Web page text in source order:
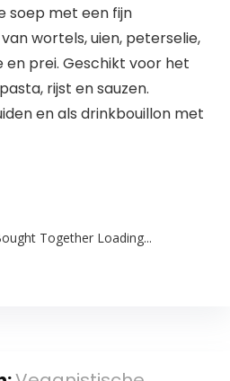
soep met een fijn
wortels, uien, peterselie,
en prei. Geschikt voor het
rijst en sauzen.
en als drinkbouillon met
Together Loading...